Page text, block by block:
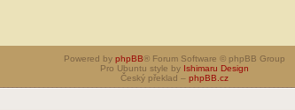
Powered by phpBB® Forum Software © phpBB Group
Pro Ubuntu style by Ishimaru Design
Český překlad – phpBB.cz